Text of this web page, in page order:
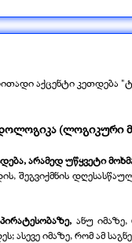
აქცენტი კეთდება
(ლოგიკური
არამედ უწყვეტი
შეგვიქმნის
ანუ
ასევე იმაზე, რომ ამ